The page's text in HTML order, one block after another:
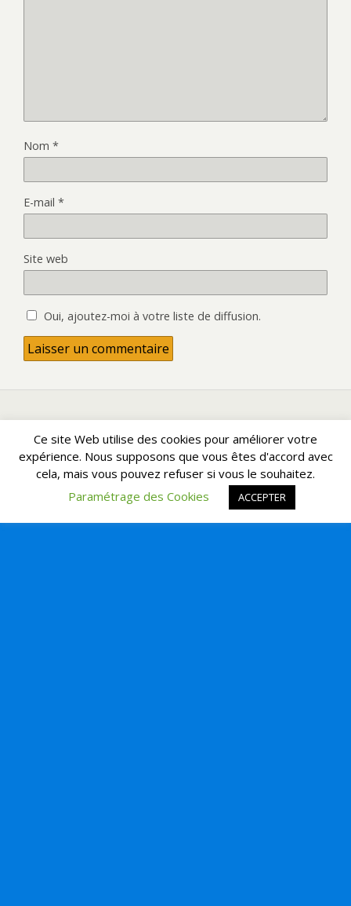
Nom *
E-mail *
Site web
Oui, ajoutez-moi à votre liste de diffusion.
Retour au début
Mobile Bureau
Ce site Web utilise des cookies pour améliorer votre
expérience. Nous supposons que vous êtes d'accord avec
cela, mais vous pouvez refuser si vous le souhaitez.
Paramétrage des Cookies
ACCEPTER